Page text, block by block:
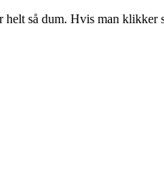
så dum. Hvis man klikker